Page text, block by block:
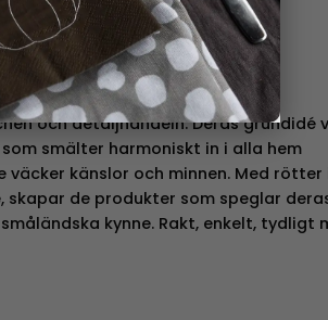
lång och rik erfarenhet inom
och detaljhandeln. Deras grundidé
smälter harmoniskt in i alla hem
väcker känslor och minnen. Med rötter
skapar de produkter som speglar
kynne. Rakt, enkelt, tydligt